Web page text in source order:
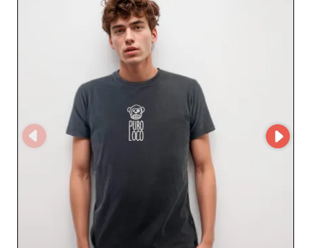
логистических ограничений. Приверженность NUM
wear качеству выражается в тщательном отборе
материалов и аккуратном дизайне, что гарантирует
изделия, удовлетворяющие даже самых
требовательных клиентов. Будь то завершение
элегантного образа стильной шляпой или обновление
ассортимента верхних изделий, NUM wear предлагает
подходящие решения, которые привлекают и
удерживают клиентов. Преимущества работы с NUM
wear не ограничиваются качеством его продукции.
Надежность сервисов и способность поддерживать
тесные и конструктивные отношения с
бизнес‑партнерами делают этого оптового
поставщика надежным выбором для ритейлеров.
Такой профессионализм позволяет продавцам
сосредоточиться на расширении рынка и улучшении
своего предложения. Выбирая NUM wear,
профессионалы уверены в сотрудничестве с
поставщиком, готовым поддерживать их рост,
одновременно отвечая ожиданиям потребителей в
сегменте мужской моды. Примите стратегический
подход к своему ассортименту, интегрируя коллекции
NUM wear — там, где качество идет рука об руку с
удовлетворенностью.